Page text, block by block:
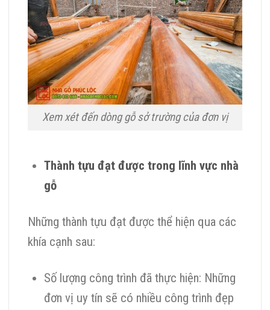
Xem xét đến dòng gỗ sở trường của đơn vị
Thành tựu đạt được trong lĩnh vực nhà
gỗ
Những thành tựu đạt được thể hiện qua các
khía cạnh sau:
Số lượng công trình đã thực hiện: Những
đơn vị uy tín sẽ có nhiều công trình đẹp